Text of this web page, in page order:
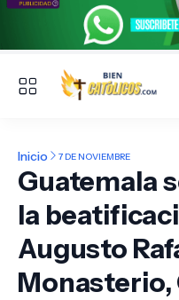
Inicio 7 DE NOVIEMBRE
Guatemala
la
Augusto
Monasterio,